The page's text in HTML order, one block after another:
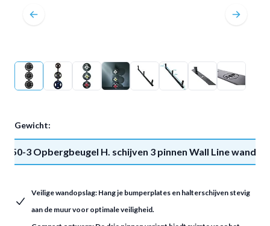
Gewicht:
3 Opbergbeugel H. schijven 3 pinnen Wall Line
Veilige wandopslag: Hang je bumperplates en halterschijven stevig
aan de muur voor optimale veiligheid.